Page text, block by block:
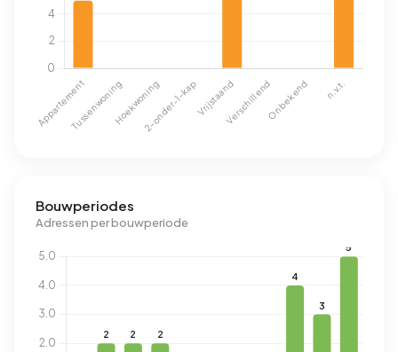
Bouwperiodes
Adressen per bouwperiode